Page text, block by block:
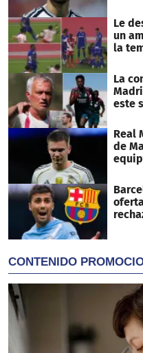
Le
un
la
La
este
Real
de